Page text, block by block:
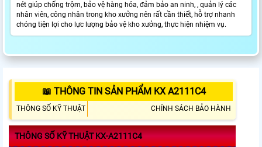
nét giúp chống trộm, bảo vệ hàng hóa, đảm bảo an ninh, , quản lý các
nhân viên, công nhân trong kho xưởng nên rất cần thiết, hỗ trợ nhanh
chóng tiện lợi cho lực lượng bảo vệ kho xưởng, thực hiện nhiệm vụ.
📖 THÔNG TIN SẢN PHẨM KX A2111C4
THÔNG SỐ KỸ THUẬT CHÍNH SÁCH BẢO HÀNH
THÔNG SỐ KỸ THUẬT KX-A2111C4